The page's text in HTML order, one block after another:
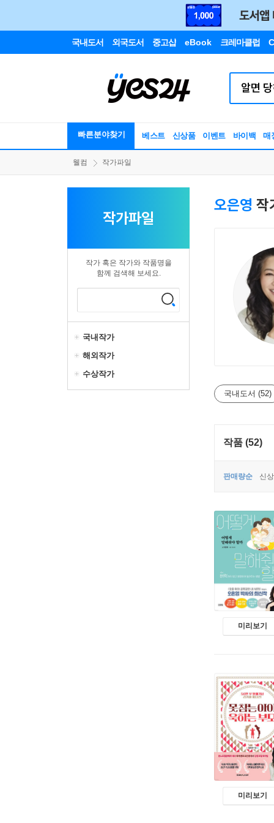
국내도서 외국도서 중고샵 eBook 크레마클럽
빠른분야찾기 베스트 신상품 이벤트 바이백 매
웰컴 작가파일
작가파일
작가 혹은 작가와 작품명을
함께 검색해 보세요.
국내작가
해외작가
수상작가
오은영 작
국내도서 (52)
작품 (52)
판매량순 신
미리보기
미리보기